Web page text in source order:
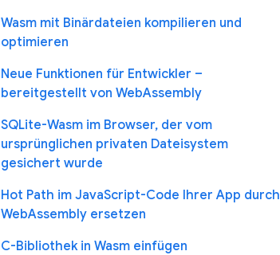
Wasm mit Binärdateien kompilieren und
optimieren
Neue Funktionen für Entwickler –
bereitgestellt von WebAssembly
SQLite-Wasm im Browser, der vom
ursprünglichen privaten Dateisystem
gesichert wurde
Hot Path im JavaScript-Code Ihrer App durch
WebAssembly ersetzen
C-Bibliothek in Wasm einfügen